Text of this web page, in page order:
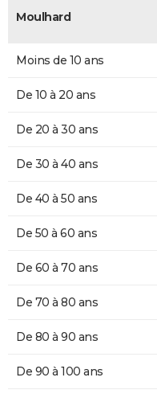
Moulhard
Moins de 10 ans
De 10 à 20 ans
De 20 à 30 ans
De 30 à 40 ans
De 40 à 50 ans
De 50 à 60 ans
De 60 à 70 ans
De 70 à 80 ans
De 80 à 90 ans
De 90 à 100 ans